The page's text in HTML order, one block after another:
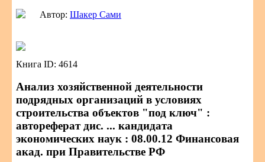
Автор: Шакер Сами
Книга ID: 4614
Анализ хозяйственной деятельности
подрядных организаций в условиях
строительства объектов "под ключ" :
автореферат дис. ... кандидата
экономических наук : 08.00.12 Финансовая
акад. при Правительстве РФ